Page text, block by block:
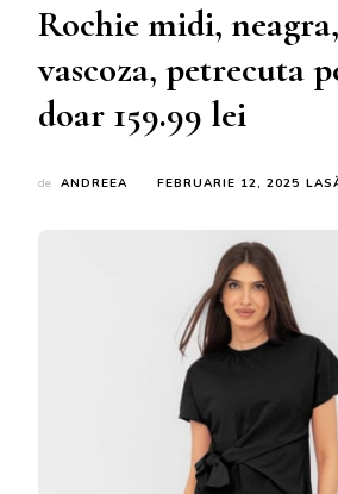
Rochie midi,
vascoza, petrecuta
doar 159.99 lei
de ANDREEA FEBRUARIE 12, 2025